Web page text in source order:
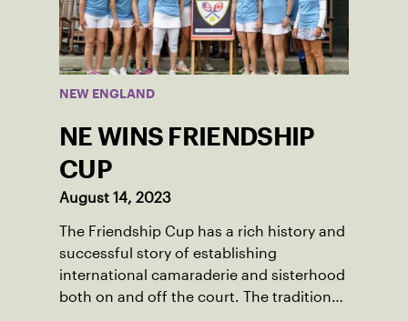
competed at Sportsmen’s Tennis &
Enrichment Center in Dorchester, to a
first-place finish.
NEW ENGLAND
NE WINS FRIENDSHIP
CUP
August 14, 2023
The Friendship Cup has a rich history and
successful story of establishing
international camaraderie and sisterhood
both on and off the court. The tradition